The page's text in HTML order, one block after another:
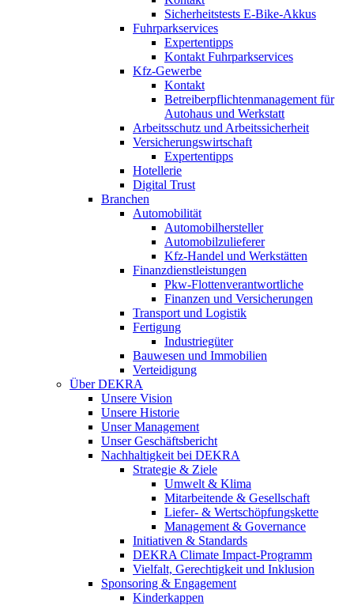
Sicherheitstests E-Bike-Akkus
Fuhrparkservices
Expertentipps
Kontakt Fuhrparkservices
Kfz-Gewerbe
Kontakt
Betreiberpflichtenmanagement für
Autohaus und Werkstatt
Arbeitsschutz und Arbeitssicherheit
Versicherungswirtschaft
Expertentipps
Hotellerie
Digital Trust
Branchen
Automobilität
Automobilhersteller
Automobilzulieferer
Kfz-Handel und Werkstätten
Finanzdienstleistungen
Pkw‑Flottenverantwortliche
Finanzen und Versicherungen
Transport und Logistik
Fertigung
Industriegüter
Bauwesen und Immobilien
Verteidigung
Über DEKRA
Unsere Vision
Unsere Historie
Unser Management
Unser Geschäftsbericht
Nachhaltigkeit bei DEKRA
Strategie & Ziele
Umwelt & Klima
Mitarbeitende & Gesellschaft
Liefer- & Wertschöpfungskette
Management & Governance
Initiativen & Standards
DEKRA Climate Impact-Programm
Vielfalt, Gerechtigkeit und Inklusion​
Sponsoring & Engagement
Kinderkappen